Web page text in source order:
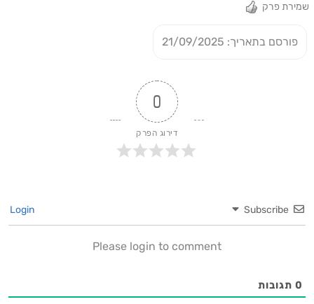
שמירת פרק
פורסם בתאריך: 21/09/2025
0
דירוג הפרק
Subscribe
Please login to comment
0 תגובות